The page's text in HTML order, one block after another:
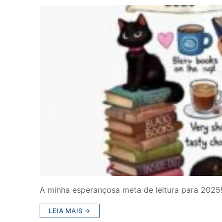
A minha esperançosa meta de leitura para 2025!
LEIA MAIS →